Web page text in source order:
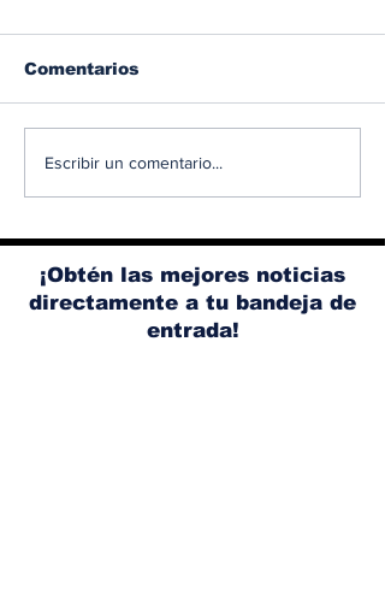
BMW y Spider-Man:
pantallas de tu auto
Comentarios
Escribir un comentario...
¡Obtén las mejores noticias
directamente a tu bandeja de
entrada!